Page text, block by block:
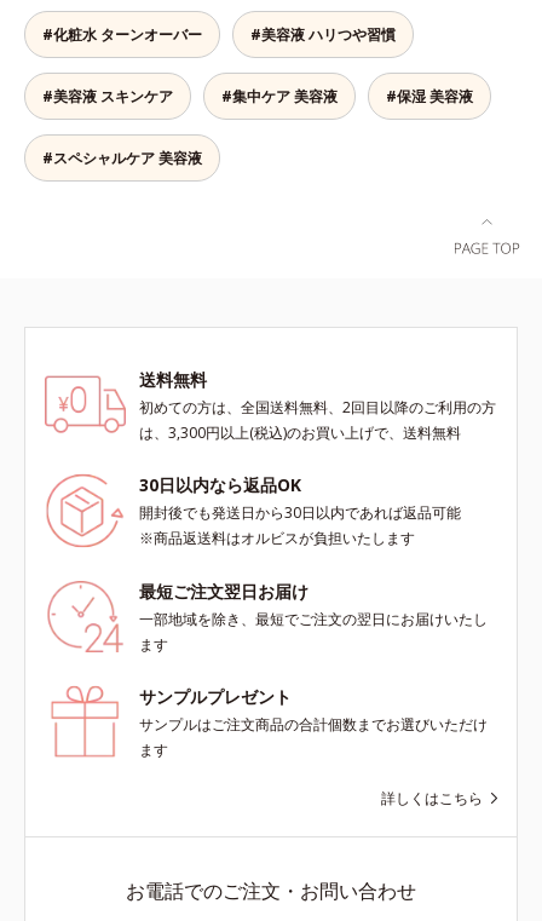
キシジグリコール（保湿）＜使用量
目安＞パール1粒程度＜ご使用ステ
ップ＞洗顔料 ⇒ 化粧水 ⇒ ザ リン
クルセラム ⇒ 保湿液＜1商品あたり
の使用回数＞通常サイズ：約90回
（1.5ヵ月程度）ラージサイズ：約
180回（3ヵ月程度）各商品の詳し
品の詳しい情報は商品ページをご覧
ください。・BEAUTY夏祭りは、こ
ちら
をキープしながら、やわらかさをア
ップ。美白(*1)と保湿の両方にアプ
ローチする「トラネキサム酸-
SG(*3)」、肌荒れや日焼けによる肌
のほてりを予防する「グリチルリチ
ン酸ジカリウム(*4)」など、たっぷ
りの保湿成分が浸透しやすい肌環境
るだけで、うるおいながらもベタつ
リカバリーします。*1 メラニンの
生成を抑え、シミ・ソバカスを防ぐ
*2 美白（メラニンの生成を抑え、
と*3 明るく澄んだ肌を目指す保湿
成分と、メラニンの生成を抑え、シ
ミ・ソバカスを防ぐ美白有効成分を
リチン酸2K各商品の詳しい情報は商
品ページをご覧ください。・
BEAUTY夏祭りは、こちら
ルーツ葉エキス）が詰まりメラニン
の生成を抑制し、浸透(*4)パワーで
美白成分・速効性ビタミンC誘導体
などの成分をシミの元へ届けます。
みずみずしくスーッと浸透し後肌は
成されたメラニン *2 メラニンの生
成を抑え、シミ・ソバカスを防ぐ*3
#化粧水 ターンオーバー #美容液 ハリつや習慣
#美容液 スキンケア #集中ケア 美容液 #保湿 美容液
#スペシャルケア 美容液
送料無料
初めての方は、全国送料無料、2回目以降のご利用の方
は、3,300円以上(税込)のお買い上げで、送料無料
30日以内なら返品OK
開封後でも発送日から30日以内であれば返品可能
※商品返送料はオルビスが負担いたします
最短ご注文翌日お届け
一部地域を除き、最短でご注文の翌日にお届けいたし
ます
サンプルプレゼント
サンプルはご注文商品の合計個数までお選びいただけ
ます
詳しくはこちら
お電話でのご注文・お問い合わせ